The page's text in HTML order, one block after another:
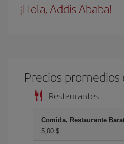
¡Hola, Addis Ababa!
Precios promedios
Restaurantes
Comida, Restaurante
5,00 $